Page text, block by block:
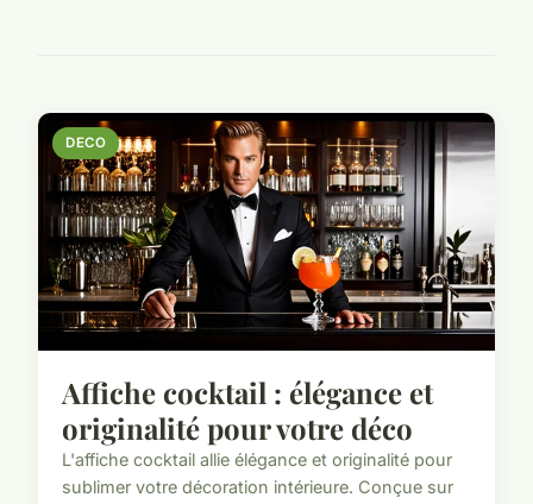
DECO
Affiche cocktail : élégance et
originalité pour votre déco
L'affiche cocktail allie élégance et originalité pour
sublimer votre décoration intérieure. Conçue sur